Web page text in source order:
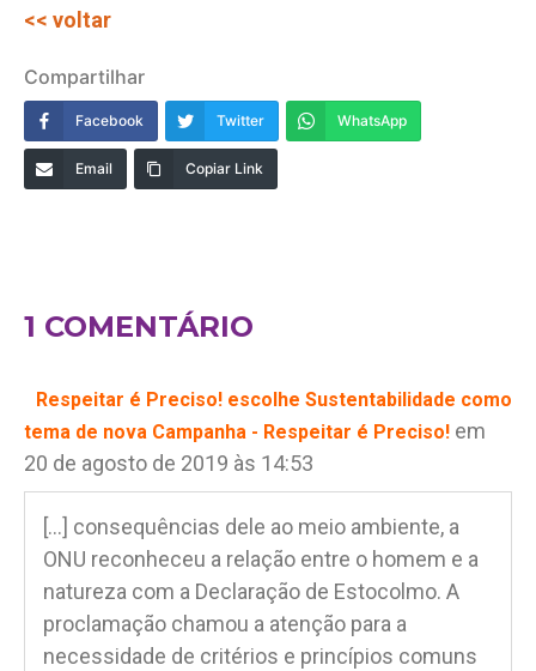
<< voltar
Compartilhar
Facebook Twitter WhatsApp
Email Copiar Link
1 COMENTÁRIO
Respeitar é Preciso! escolhe Sustentabilidade como
tema de nova Campanha - Respeitar é Preciso! em
20 de agosto de 2019 às 14:53
[…] consequências dele ao meio ambiente, a
ONU reconheceu a relação entre o homem e a
natureza com a Declaração de Estocolmo. A
proclamação chamou a atenção para a
necessidade de critérios e princípios comuns